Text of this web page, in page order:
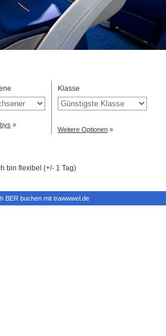
»
Klasse
Weitere Optionen »
bin flexibel (+/- 1 Tag)
BER buchen mit trawwwel.de